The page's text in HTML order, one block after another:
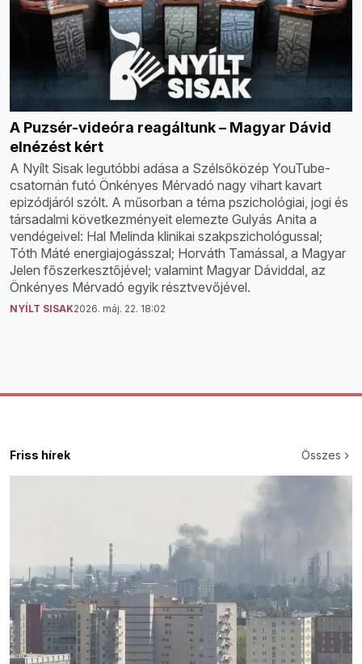
A Puzsér-videóra reagáltunk – Magyar Dávid
elnézést kért
A Nyílt Sisak legutóbbi adása a Szélsőközép YouTube-
csatornán futó Önkényes Mérvadó nagy vihart kavart
epizódjáról szólt. A műsorban a téma pszichológiai, jogi és
társadalmi következményeit elemezte Gulyás Anita a
vendégeivel: Hal Melinda klinikai szakpszichológussal;
Tóth Máté energiajogásszal; Horváth Tamással, a Magyar
Jelen főszerkesztőjével; valamint Magyar Dáviddal, az
Önkényes Mérvadó egyik résztvevőjével.
NYÍLT SISAK2026. máj. 22. 18:02
Friss hírek Összes